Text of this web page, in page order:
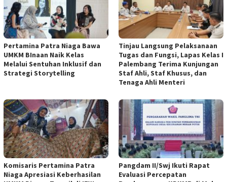
Pertamina Patra Niaga Bawa
UMKM BInaan Naik Kelas
Melalui Sentuhan Inklusif dan
Strategi Storytelling
Tinjau Langsung Pelaksanaan
Tugas dan Fungsi, Lapas Kelas I
Palembang Terima Kunjungan
Staf Ahli, Staf Khusus, dan
Tenaga Ahli Menteri
Komisaris Pertamina Patra
Niaga Apresiasi Keberhasilan
Pangdam II/Swj Ikuti Rapat
Evaluasi Percepatan